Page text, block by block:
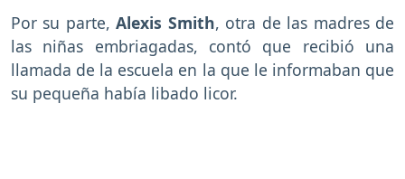
Por su parte, Alexis Smith, otra de las madres de
las niñas embriagadas, contó que recibió una
llamada de la escuela en la que le informaban que
su pequeña había libado licor.